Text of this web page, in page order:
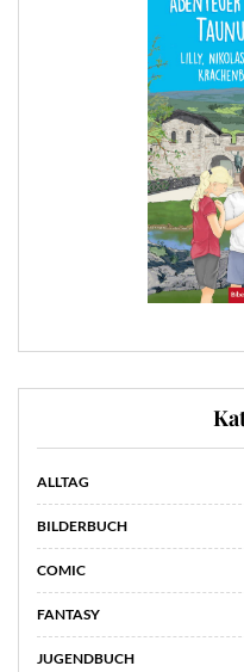
ALLTAG
BILDERBUCH
COMIC
FANTASY
JUGENDBUCH